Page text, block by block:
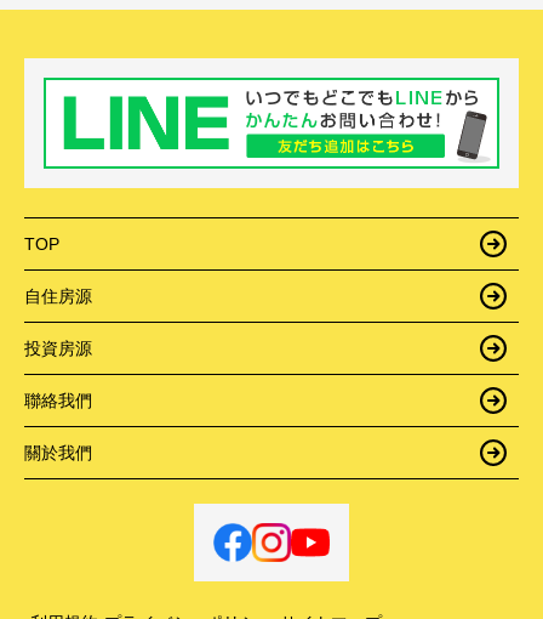
TOP
自住房源
投資房源
聯絡我們
關於我們